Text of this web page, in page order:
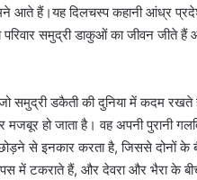
आते हैं।यह दिलचस्प कहानी आंध्र
परिवार समुद्री डाकुओं का जीवन जीते
समुद्री डकैती की दुनिया में कदम
हो जाता है। वह अपनी पुरानी
से इनकार करता है, जिससे दोनों
में टकराते हैं, और देवरा और भैरा के